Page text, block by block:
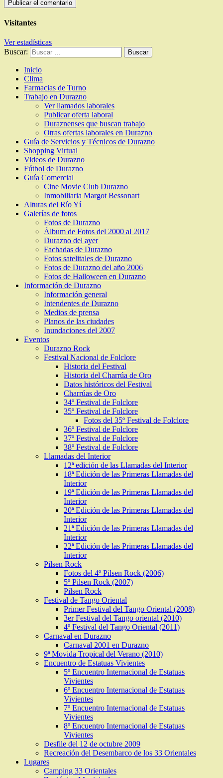
Visitantes
Ver estadísticas
Buscar:
Inicio
Clima
Farmacias de Turno
Trabajo en Durazno
Ver llamados laborales
Publicar oferta laboral
Duraznenses que buscan trabajo
Otras ofertas laborales en Durazno
Guía de Servicios y Técnicos de Durazno
Shopping Virtual
Videos de Durazno
Fútbol de Durazno
Guía Comercial
Cine Movie Club Durazno
Inmobiliaria Margot Bessonart
Alturas del Río Yí
Galerías de fotos
Fotos de Durazno
Álbum de Fotos del 2000 al 2017
Durazno del ayer
Fachadas de Durazno
Fotos satelitales de Durazno
Fotos de Durazno del año 2006
Fotos de Halloween en Durazno
Información de Durazno
Información general
Intendentes de Durazno
Medios de prensa
Planos de las ciudades
Inundaciones del 2007
Eventos
Durazno Rock
Festival Nacional de Folclore
Historia del Festival
Historia del Charrúa de Oro
Datos históricos del Festival
Charrúas de Oro
34º Festival de Folclore
35º Festival de Folclore
Fotos del 35º Festival de Folclore
36º Festival de Folclore
37º Festival de Folclore
38º Festival de Folclore
Llamadas del Interior
12ª edición de las Llamadas del Interior
18ª Edición de las Primeras Llamadas del
Interior
19ª Edición de las Primeras Llamadas del
Interior
20ª Edición de las Primeras Llamadas del
Interior
21ª Edición de las Primeras Llamadas del
Interior
22ª Edición de las Primeras Llamadas del
Interior
Pilsen Rock
Fotos del 4º Pilsen Rock (2006)
5º Pilsen Rock (2007)
Pilsen Rock
Festival de Tango Oriental
Primer Festival del Tango Oriental (2008)
3er Festival del Tango oriental (2010)
4º Festival del Tango Oriental (2011)
Carnaval en Durazno
Carnaval 2001 en Durazno
9ª Movida Tropical del Verano (2010)
Encuentro de Estatuas Vivientes
5º Encuentro Internacional de Estatuas
Vivientes
6º Encuentro Internacional de Estatuas
Vivientes
7º Encuentro Internacional de Estatuas
Vivientes
8º Encuentro Internacional de Estatuas
Vivientes
Desfile del 12 de octubre 2009
Recreación del Desembarco de los 33 Orientales
Lugares
Camping 33 Orientales